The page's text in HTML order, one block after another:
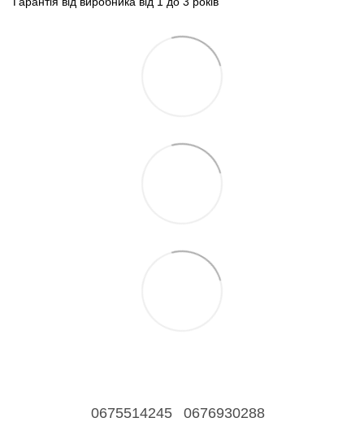
0675514245 0676930288